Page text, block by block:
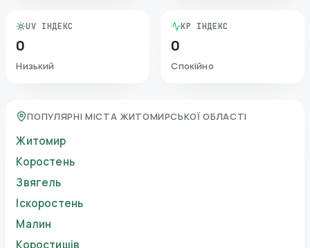
UV ІНДЕКС
0
Низький
KP ІНДЕКС
0
Спокійно
ПОПУЛЯРНІ МІСТА ЖИТОМИРСЬКОЇ ОБЛАСТІ
Житомир
Коростень
Звягель
Іскоростень
Малин
Коростишів